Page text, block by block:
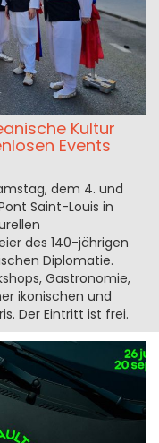
Kultur
Events
dem 4. und
Saint-Louis in
des 140-jährigen
Diplomatie.
Gastronomie,
ikonischen und
Der Eintritt ist frei.